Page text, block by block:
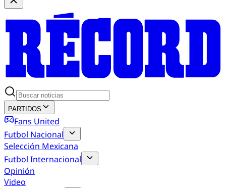
PARTIDOS
Fans United
Futbol Nacional
Selección Mexicana
Futbol Internacional
Opinión
Video